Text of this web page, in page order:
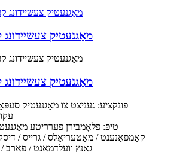
מאַגנעטיק
מאַגנעטיק
פֿונקציע: געניצט צו מאַגנעטיק
טיפּ: פּלאָמבירן פערריטע
קאָמפּאָנענט / מאַטעריאַלס / גרייס /
Q235B / גאַנץ וועלדמאַנט / פאַרב